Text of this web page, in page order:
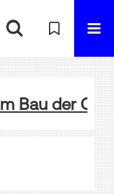
Bau der